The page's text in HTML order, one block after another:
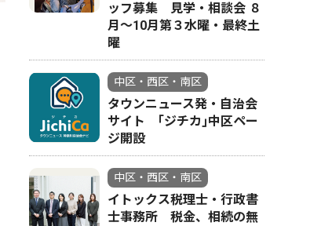
ッフ募集 見学・相談会 ８
月〜10月第３水曜・最終土
曜
中区・西区・南区
タウンニュース発・自治会
サイト ｢ジチカ｣中区ペー
ジ開設
中区・西区・南区
イトックス税理士・行政書
士事務所 税金、相続の無